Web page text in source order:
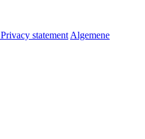
Privacy statement Algemene